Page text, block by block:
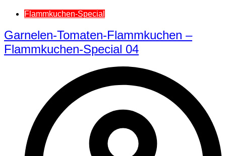
Flammkuchen-Special
Garnelen-Tomaten-Flammkuchen –
Flammkuchen-Special 04